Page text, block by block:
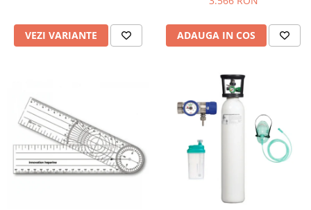
VEZI VARIANTE ADAUGA IN COS